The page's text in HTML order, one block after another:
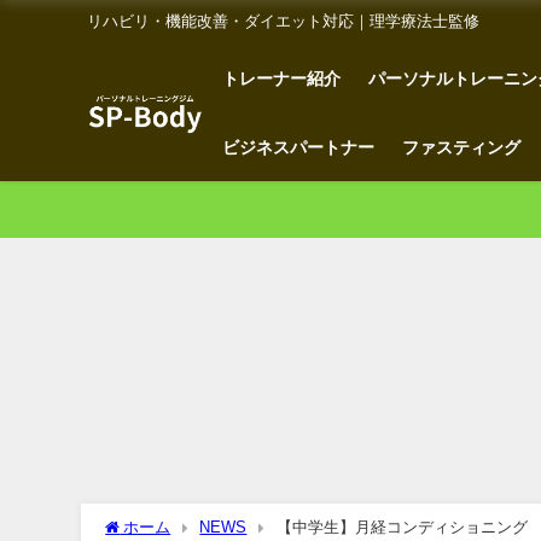
リハビリ・機能改善・ダイエット対応｜理学療法士監修
トレーナー紹介 パーソナルトレーニ
ビジネスパートナー ファスティング
ホーム NEWS 【中学生】月経コンディショニング